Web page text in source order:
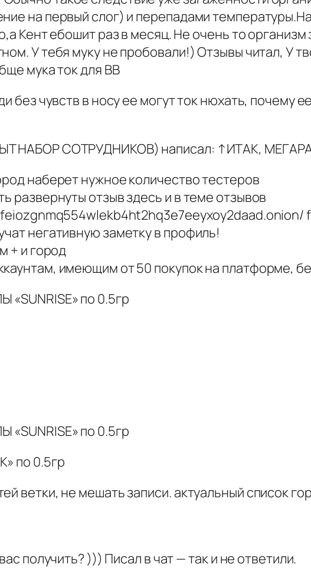
на первый слог) и перепадами
Кент ебошит раз в месяц. Не очень то
У тебя муку не пробовали!) Отзывы читал, У
мука ток для ВВ
без чувств в носу ее могут ток нюхать, почему
НАБОР СОТРУДНИКОВ) написал: ↑ИТАК,
наберет нужное количество тестеров
развернуты отзыв здесь и в теме отзывов
негативную заметку в профиль!
+ и город
имеющим от 50 покупок на платформе,
«SUNRISE» по 0.5гр
«SUNRISE» по 0.5гр
по 0.5гр
ветки, не мешать записи. актуальный список
получить? ))) Писал в чат — так и не ответили.